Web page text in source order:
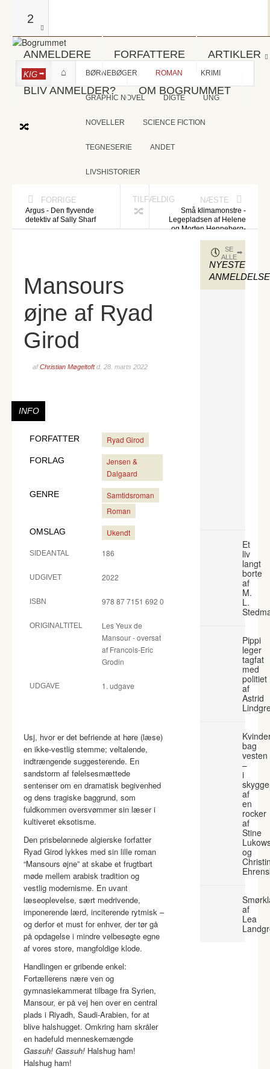
2
ANMELDERE FORFATTERE ARTIKLER
BLIV ANMELDER? OM BOGRUMMET
KIG BØRNEBØGER ROMAN KRIMI
GRAPHIC NOVEL DIGTE UNG
NOVELLER SCIENCE FICTION
TEGNESERIE ANDET
LIVSHISTORIER
FORRIGE
Argus - Den flyvende
detektiv af Sally Sharf
TILFÆLDIG NÆSTE
Små klimamonstre -
Legepladsen af Helene
og Morten Henneberg-
Mansours
øjne af Ryad
Girod
afChristian Møgeltoftd. 28. marts 2022
INFO
FORFATTER Ryad Girod
FORLAG
Jensen &
Dalgaard
GENRE
Samtidsroman
Roman
OMSLAG Ukendt
SIDEANTAL 186
UDGIVET 2022
ISBN 978 87 7151 692 0
ORIGINALTITEL
Les Yeux de
Mansour - oversat
af Francois-Eric
Grodin
UDGAVE 1. udgave
Usj, hvor er det befriende at høre (læse)
en ikke-vestlig stemme; veltalende,
indtrængende suggesterende. En
sandstorm af følelsesmættede
sentenser om en dramatisk begivenhed
og dens tragiske baggrund, som
fuldkommen oversvømmer sin læser i
kultiveret eksotisme.
Den prisbelønnede algierske forfatter
Ryad Girod lykkes med sin lille roman
“Mansours øjne” at skabe et frugtbart
møde mellem arabisk tradition og
vestlig modernisme. En uvant
læseoplevelse, sært medrivende,
imponerende lærd, inciterende rytmisk –
og derfor et must for enhver, der tør gå
på opdagelse i mindre velbesøgte egne
af vores store, mangfoldige klode.
Handlingen er gribende enkel:
Fortællerens nære ven og
gymnasiekammerat tilbage fra Syrien,
Mansour, er på vej hen over en central
plads i Riyadh, Saudi-Arabien, for at
blive halshugget. Omkring ham skråler
en hadefuld menneskemængde
Gassuh! Gassuh! Halshug ham!
Halshug ham!
NYESTE
SE
ALLE
Et
liv
langt
borte
af
M.
L.
Pippi
leger
tagfat
med
politiet
af
Astrid
bag
vesten
–
i
af
en
rocker
af
Stine
og
af
Lea